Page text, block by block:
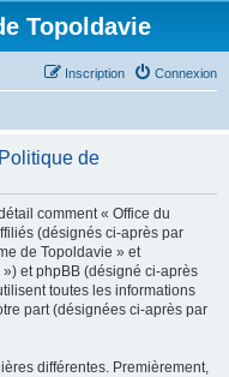
Topoldavie
Connexion
Inscription
de
comment « Office du
(désignés ci-après par
de Topoldavie » et
et phpBB (désigné ci-après
toutes les informations
part (désignées ci-après par
différentes. Premièrement,